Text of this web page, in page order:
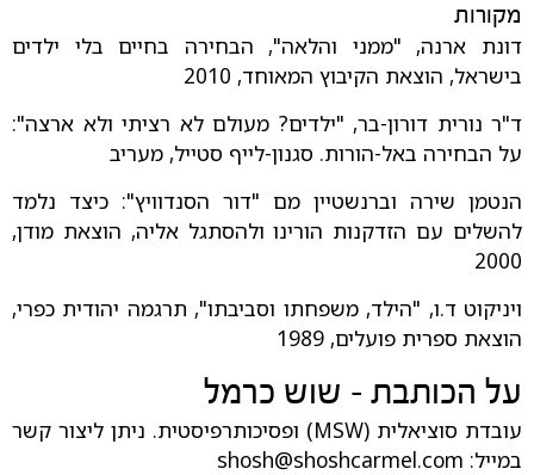
מקורות
דונת ארנה, "ממני והלאה", הבחירה בחיים בלי ילדים
בישראל, הוצאת הקיבוץ המאוחד, 2010
ד"ר נורית דורון-בר, "ילדים? מעולם לא רציתי ולא ארצה":
על הבחירה באל-הורות. סגנון-לייף סטייל, מעריב
הנטמן שירה וברנשטיין מם "דור הסנדוויץ": כיצד נלמד
להשלים עם הזדקנות הורינו ולהסתגל אליה, הוצאת מודן,
2000
ויניקוט ד.ו, "הילד, משפחתו וסביבתו", תרגמה יהודית כפרי,
הוצאת ספרית פועלים, 1989
על הכותבת - שוש כרמל
עובדת סוציאלית (MSW) ופסיכותרפיסטית. ניתן ליצור קשר
במייל: shosh@shoshcarmel.com